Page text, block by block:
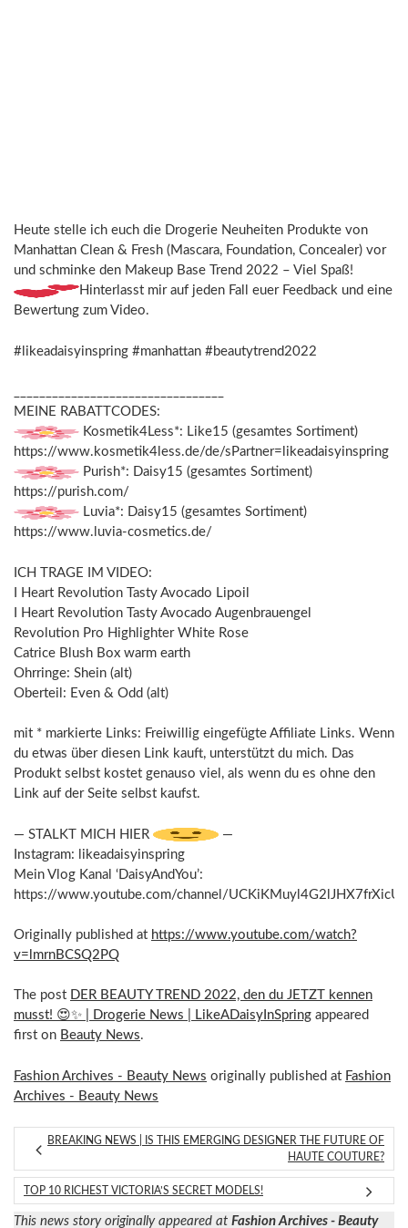
Heute stelle ich euch die Drogerie Neuheiten Produkte von
Manhattan Clean & Fresh (Mascara, Foundation, Concealer) vor
und schminke den Makeup Base Trend 2022 – Viel Spaß!
Hinterlasst mir auf jeden Fall euer Feedback und eine
Bewertung zum Video.
#likeadaisyinspring #manhattan #beautytrend2022
MEINE RABATTCODES:
Kosmetik4Less*: Like15 (gesamtes Sortiment)
https://www.kosmetik4less.de/de/sPartner=likeadaisyinspring
Purish*: Daisy15 (gesamtes Sortiment)
https://purish.com/
Luvia*: Daisy15 (gesamtes Sortiment)
https://www.luvia-cosmetics.de/
ICH TRAGE IM VIDEO:
I Heart Revolution Tasty Avocado Lipoil
I Heart Revolution Tasty Avocado Augenbrauengel
Revolution Pro Highlighter White Rose
Catrice Blush Box warm earth
Ohrringe: Shein (alt)
Oberteil: Even & Odd (alt)
mit * markierte Links: Freiwillig eingefügte Affiliate Links. Wenn
du etwas über diesen Link kauft, unterstützt du mich. Das
Produkt selbst kostet genauso viel, als wenn du es ohne den
Link auf der Seite selbst kaufst.
— STALKT MICH HIER
—
Instagram: likeadaisyinspring
Mein Vlog Kanal ‘DaisyAndYou’:
https://www.youtube.com/channel/
Originally published at https://www.youtube.com/watch?
v=lmrnBCSQ2PQ
The post DER BEAUTY TREND 2022, den du JETZT kennen
musst! 😍✨ | Drogerie News | LikeADaisyInSpring appeared
first on Beauty News.
Fashion Archives - Beauty News originally published at Fashion
Archives - Beauty News
BREAKING NEWS | IS THIS EMERGING DESIGNER THE FUTURE OF
HAUTE COUTURE?
TOP 10 RICHEST VICTORIA’S SECRET MODELS!
This news story originally appeared at Fashion Archives - Beauty